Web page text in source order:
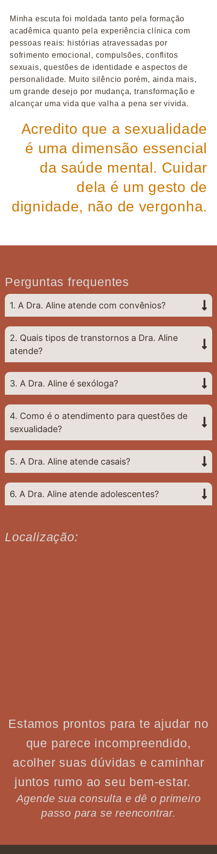
Minha escuta foi moldada tanto pela formação
acadêmica quanto pela experiência clínica com
pessoas reais: histórias atravessadas por
sofrimento emocional, compulsões, conflitos
sexuais, questões de identidade e aspectos de
personalidade. Muito silêncio porém, ainda mais,
um grande desejo por mudança, transformação e
alcançar uma vida que valha a pena ser vivida.
Acredito que a sexualidade
é uma dimensão essencial
da saúde mental. Cuidar
dela é um gesto de
dignidade, não de vergonha.
Perguntas frequentes
1. A Dra. Aline atende com convênios?
2. Quais tipos de transtornos a Dra. Aline
atende?
3. A Dra. Aline é sexóloga?
4. Como é o atendimento para questões de
sexualidade?
5. A Dra. Aline atende casais?
6. A Dra. Aline atende adolescentes?
Localização:
Estamos prontos para te ajudar no
que parece incompreendido,
acolher suas dúvidas e caminhar
juntos rumo ao seu bem-estar.
Agende sua consulta e dê o primeiro
passo para se reencontrar.